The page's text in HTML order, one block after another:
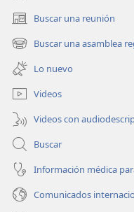
Buscar una reunión
(abre
una
nueva
ventana)
Buscar una asamblea
(abre
una
nueva
ventana)
Lo nuevo
Videos
Videos con
Buscar
Información médica
Comunicados